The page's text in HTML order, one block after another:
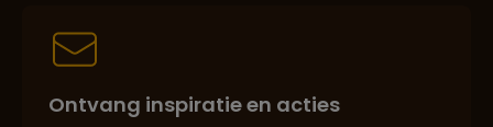
Persoonlijk en deskundig reisadvies
Ontvang inspiratie en acties